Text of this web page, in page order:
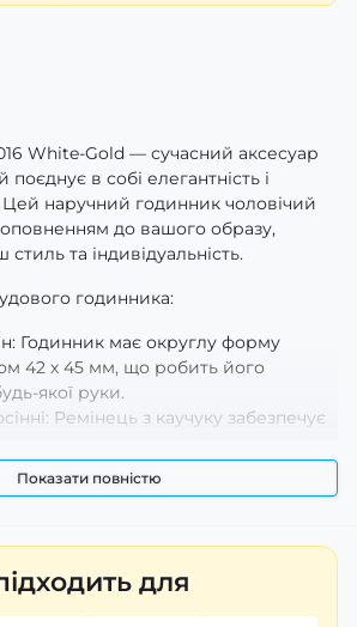
White-Gold — сучасний аксесуар
поєднує в собі елегантність і
Цей наручний годинник чоловічий
до вашого образу,
та індивідуальність.
годинника:
Годинник має округлу форму
42 х 45 мм, що робить його
якої руки.
Ремінець з каучуку забезпечує
відчуєте дискомфорту навіть після
до 50 метрів ви можете сміливо
на пляж або у басейн без
обладнаний стрілочно-
Показати повністю
для